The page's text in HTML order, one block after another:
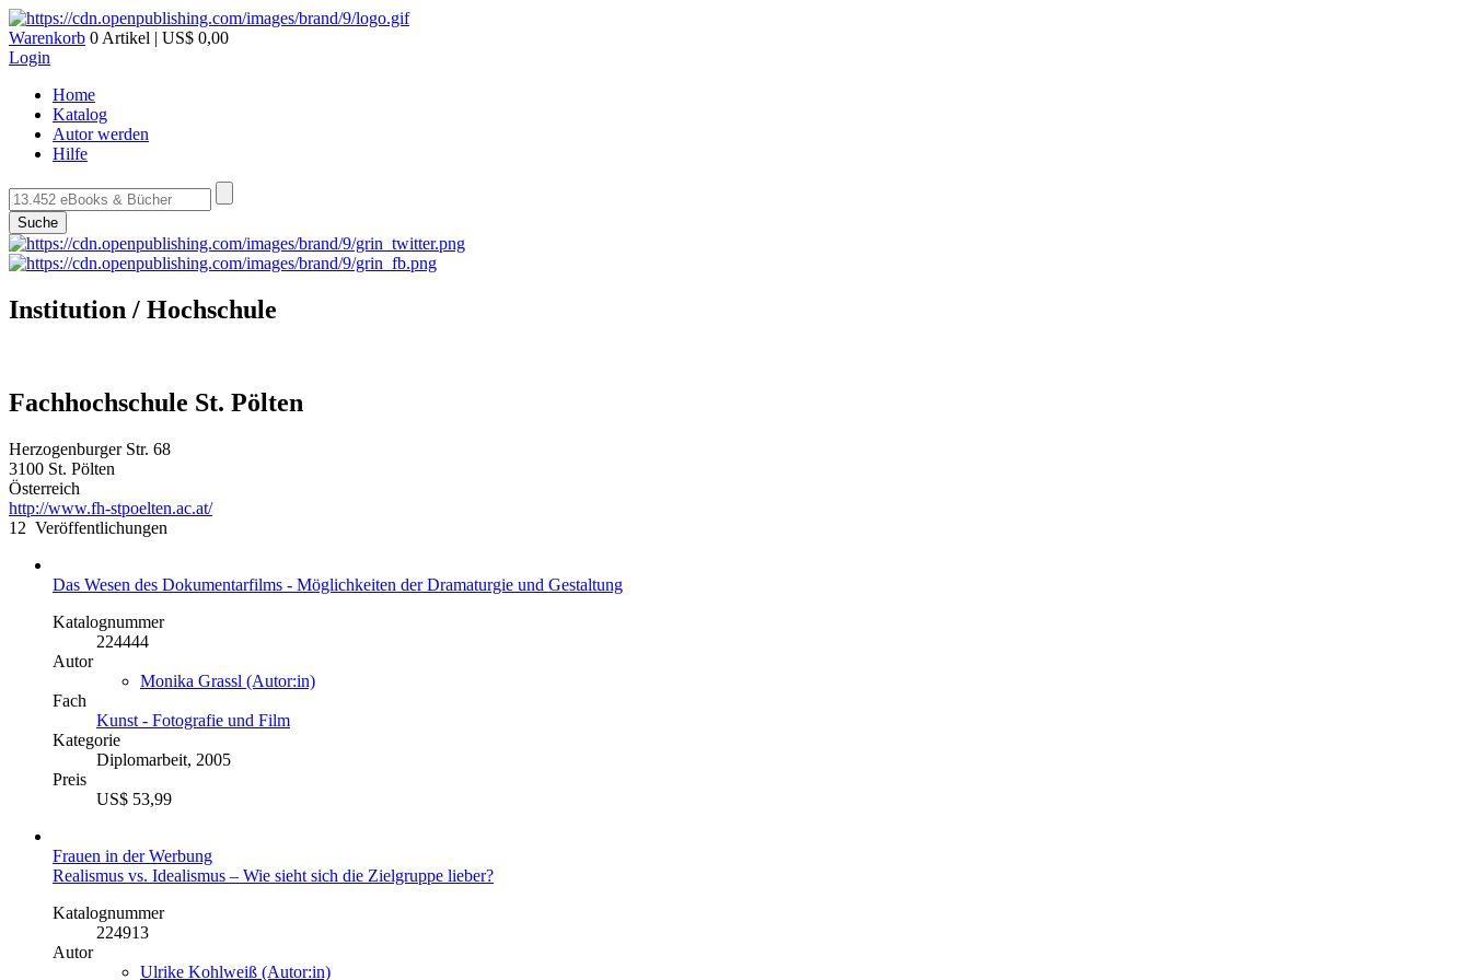
Warenkorb 0 Artikel | US$ 0,00
Login
Home
Katalog
Autor werden
Hilfe
Suche
Institution / Hochschule
Fachhochschule St. Pölten
Herzogenburger Str. 68
3100 St. Pölten
Österreich
http://www.fh-stpoelten.ac.at/
12 Veröffentlichungen
Das Wesen des Dokumentarfilms - Möglichkeiten der Dramaturgie und Gestaltung
Katalognummer
224444
Autor
Monika Grassl (Autor:in)
Fach
Kunst - Fotografie und Film
Kategorie
Diplomarbeit, 2005
Preis
US$ 53,99
Frauen in der Werbung
Realismus vs. Idealismus – Wie sieht sich die Zielgruppe lieber?
Katalognummer
224913
Autor
Ulrike Kohlweiß (Autor:in)